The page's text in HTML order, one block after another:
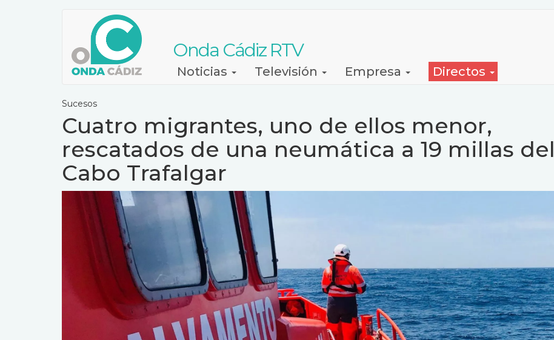
Onda Cádiz RTV
NavegaciónNoticias Televisión Empresa Directos
Sucesos
Cuatro migrantes, uno de ellos menor,
rescatados de una neumática a 19 millas del
Cabo Trafalgar